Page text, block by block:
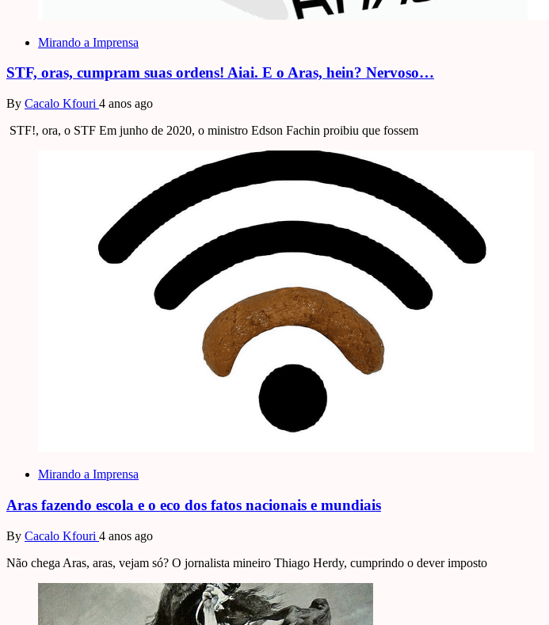
Mirando a Imprensa
STF, oras, cumpram suas ordens! Aiai. E o Aras, hein? Nervoso…
By Cacalo Kfouri 4 anos ago
STF!, ora, o STF Em junho de 2020, o ministro Edson Fachin proibiu que fossem
Mirando a Imprensa
Aras fazendo escola e o eco dos fatos nacionais e mundiais
By Cacalo Kfouri 4 anos ago
Não chega Aras, aras, vejam só? O jornalista mineiro Thiago Herdy, cumprindo o dever imposto